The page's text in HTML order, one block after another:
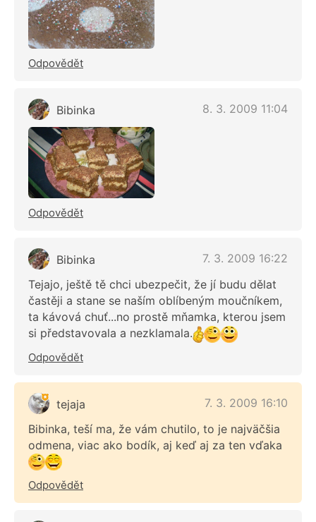
Odpovědět
Bibinka 8. 3. 2009 11:04
Odpovědět
Bibinka
7. 3. 2009 16:22
Tejajo, ještě tě chci ubezpečit, že jí budu dělat
častěji a stane se naším oblíbeným moučníkem,
ta kávová chuť...no prostě mňamka, kterou jsem
si představovala a nezklamala.
Odpovědět
tejaja
7. 3. 2009 16:10
Bibinka, teší ma, že vám chutilo, to je najväčšia
odmena, viac ako bodík, aj keď aj za ten vďaka
Odpovědět